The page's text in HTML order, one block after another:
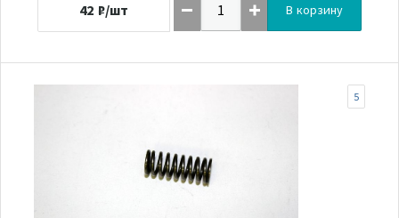
42 ₽/шт В корзину
5